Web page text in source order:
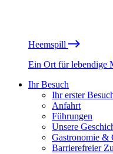
Heemspill
Ein Ort für lebendige
Ihr Besuch
Ihr erster
Anfahrt
Führungen
Unsere
Gastronomie &
Barrierefreier